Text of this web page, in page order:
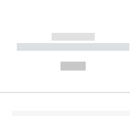
------------
----------- ----------- --------